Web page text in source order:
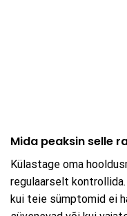
Mida peaksin selle
Külastage oma
regulaarselt
kui teie sümptomid ei